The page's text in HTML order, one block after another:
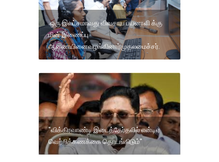
ஒரு இலட்சமாவது விவசாய பயனாளி க்கு
மின் இணைப்பு
ஆணையினைவழங்கினார்முதலமைச்சர்.
"விக்கிரவாண்டி இடைத்தேர்தலில் என்டிஏ
வெற்றிக்கணக்கை தொடங்கிடும்"